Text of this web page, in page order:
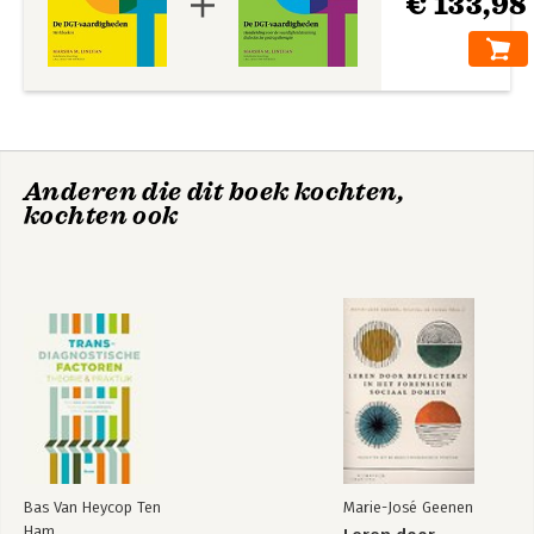
Anderen die dit boek kochten,
kochten ook
Bas Van Heycop Ten
Marie-José Geenen